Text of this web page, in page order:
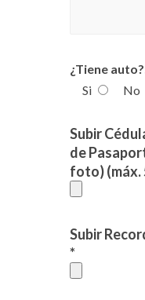
¿Tiene
Si
No
Subir
de
foto) (máx.
Subir
*